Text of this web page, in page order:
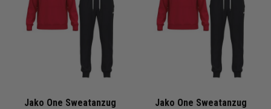
Jako One Sweatanzug
Jako One Sweatanzug